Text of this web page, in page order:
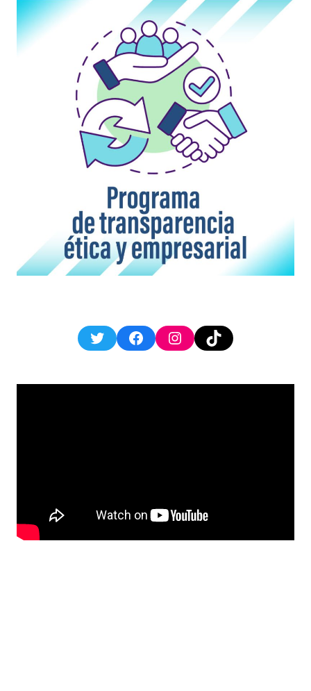
TwitterFacebookInstagram
TikTok